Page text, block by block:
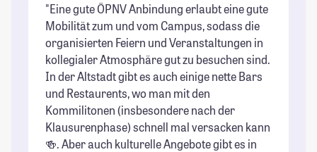
"Eine gute ÖPNV Anbindung erlaubt eine gute
Mobilität zum und vom Campus, sodass die
organisierten Feiern und Veranstaltungen in
kollegialer Atmosphäre gut zu besuchen sind.
In der Altstadt gibt es auch einige nette Bars
und Restaurents, wo man mit den
Kommilitonen (insbesondere nach der
Klausurenphase) schnell mal versacken kann
🍻. Aber auch kulturelle Angebote gibt es in